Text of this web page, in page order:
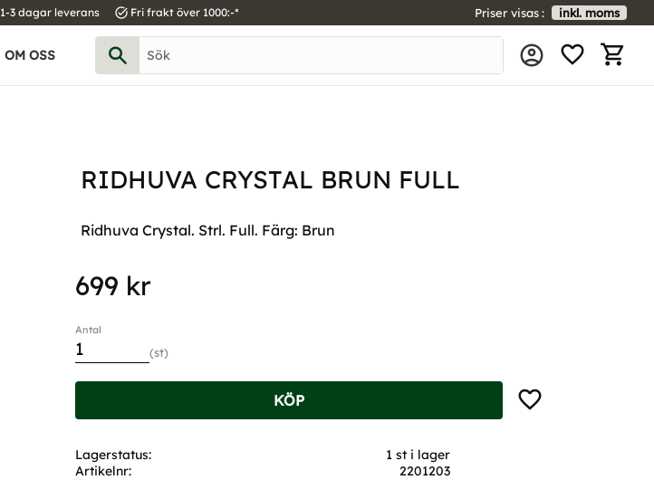
1-3 dagar leverans task_alt Fri frakt över 1000:-* Priser visas inkl. moms
OM OSS
RIDHUVA CRYSTAL BRUN FULL
Ridhuva Crystal. Strl. Full. Färg: Brun
699 kr
Antal
st
KÖP Lägg till i favoriter
Lagerstatus
1 st i lager
Artikelnr
2201203